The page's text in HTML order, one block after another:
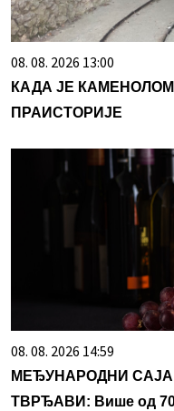
08. 08. 2026 13:00
КАДА ЈЕ
ПРАИСТОРИЈЕ
08. 08. 2026 14:59
МЕЂУНАРОДНИ
ТВРЂАВИ: Више од 70